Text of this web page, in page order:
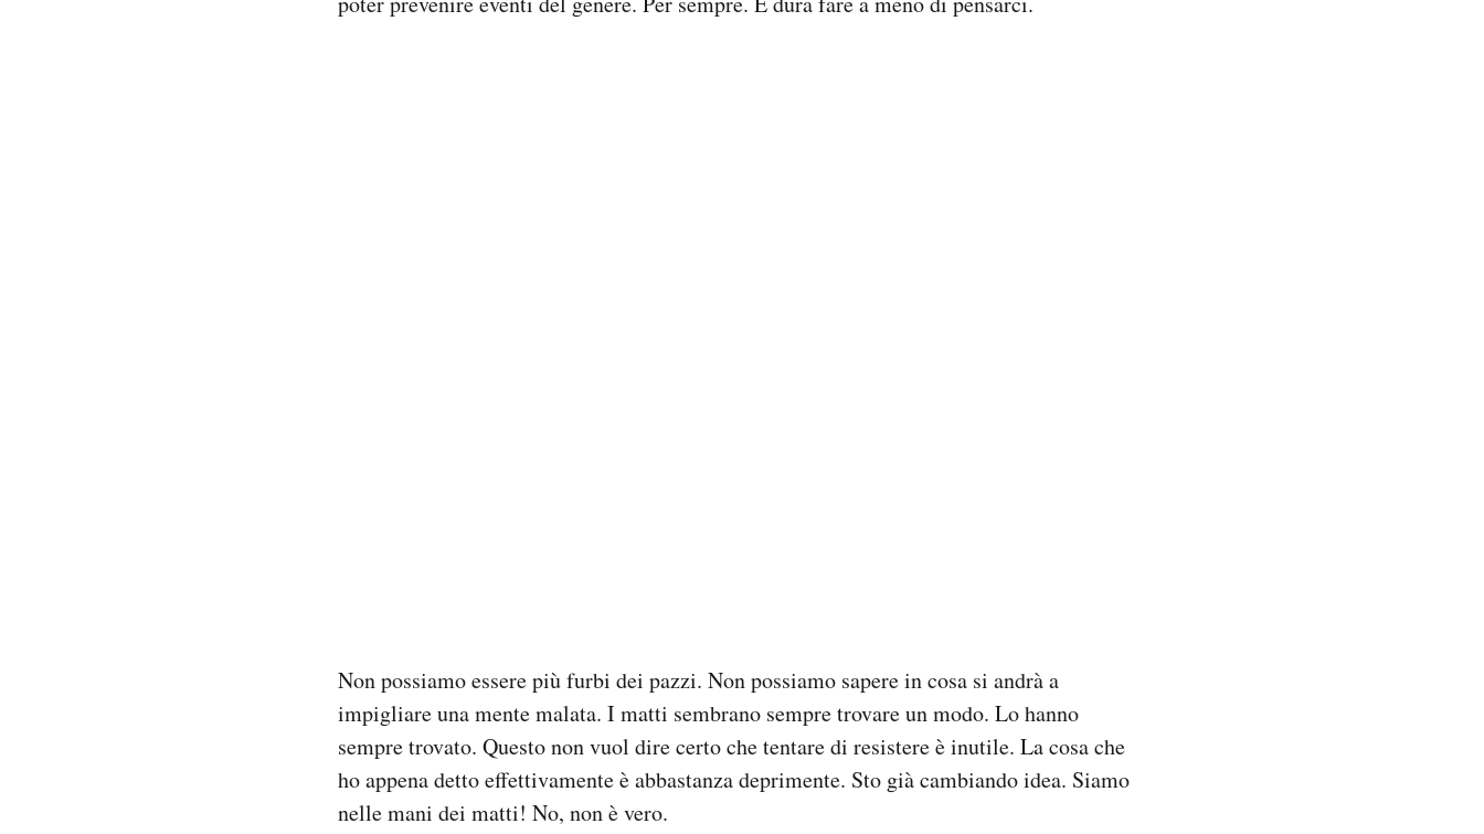
Non possiamo essere più furbi dei pazzi. Non possiamo sapere in cosa si andrà a
impigliare una mente malata. I matti sembrano sempre trovare un modo. Lo hanno
sempre trovato. Questo non vuol dire certo che tentare di resistere è inutile. La cosa che
ho appena detto effettivamente è abbastanza deprimente. Sto già cambiando idea. Siamo
nelle mani dei matti! No, non è vero.